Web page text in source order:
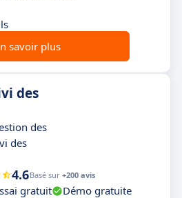
savoir plus
des
des
des
4.6Basé sur +200 avis
gratuit
Démo gratuite